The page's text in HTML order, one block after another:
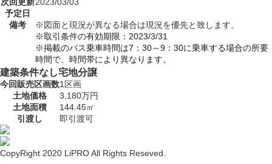
予定日
備考
※図面と現況が異なる場合は現況を優先と致します。
※取引条件の有効期限：2023/3/31
※掲載のバス乗車時間は7：30～9：30に乗車する場合の所要
時間で、時間帯により異なります。
建築条件なし宅地分譲
今回販売区画数1区画
土地価格
3,180万円
土地面積
144.45㎡
引渡し
即引渡可
CopyRight 2020 LiPRO All Rights Reseved.